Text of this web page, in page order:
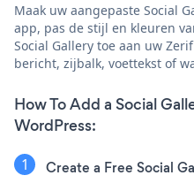
Maak uw aangepaste Social
app, pas de stijl en kleuren
Social Gallery toe aan uw
bericht, zijbalk, voettekst of
How To Add a Social
WordPress:
Create a Free Social